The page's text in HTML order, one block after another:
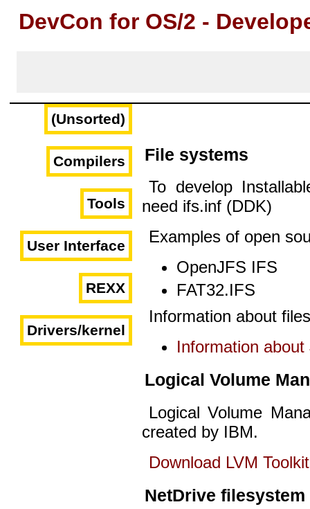
DevCon for OS/2 -
(Unsorted)
Compilers
Tools
User Interface
REXX
Drivers/kernel
File systems
To develop
need ifs.inf (DDK)
Examples of open
OpenJFS IFS
FAT32.IFS
Information about
Information about
Logical Volume
Logical Volume
created by IBM.
Download LVM Toolkit
NetDrive filesystem